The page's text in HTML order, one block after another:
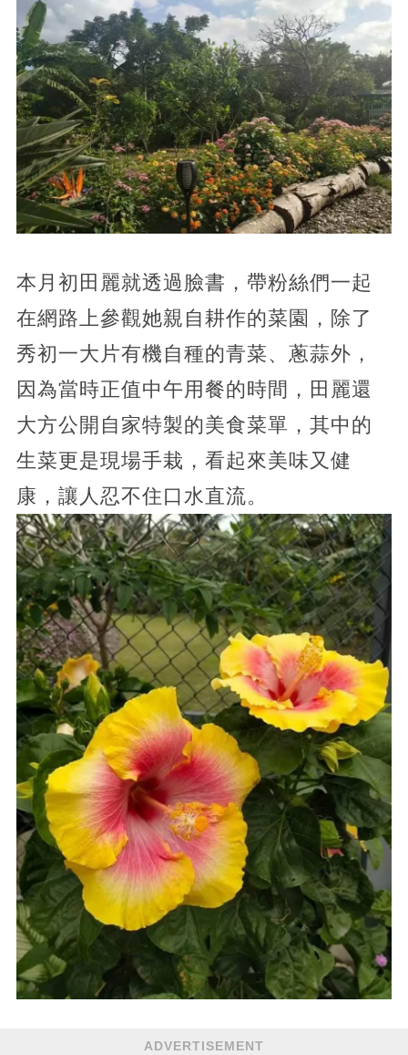
本月初田麗就透過臉書，帶粉絲們一起
在網路上參觀她親自耕作的菜園，除了
秀初一大片有機自種的青菜、蔥蒜外，
因為當時正值中午用餐的時間，田麗還
大方公開自家特製的美食菜單，其中的
生菜更是現場手栽，看起來美味又健
康，讓人忍不住口水直流。
ADVERTISEMENT